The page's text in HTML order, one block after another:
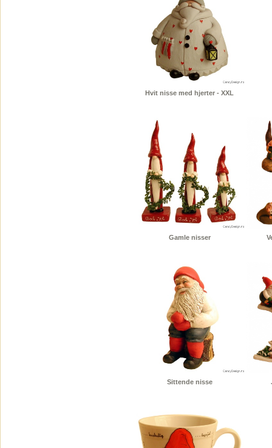
Hvit nisse med hjerter - XXL
Gamle nisser
Sittende nisse